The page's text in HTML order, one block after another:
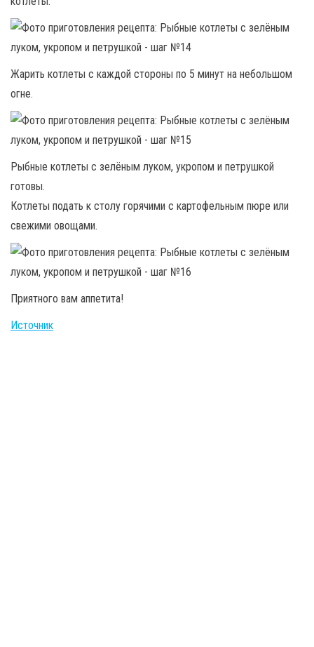
Жарить котлеты с каждой стороны по 5 минут на небольшом
огне.
Рыбные котлеты с зелёным луком, укропом и петрушкой
готовы.
Котлеты подать к столу горячими с картофельным пюре или
свежими овощами.
Приятного вам аппетита!
Источник